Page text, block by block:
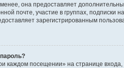
она предоставляет
почте, участие в группах,
зарегистрированным
каждом посещении» на странице